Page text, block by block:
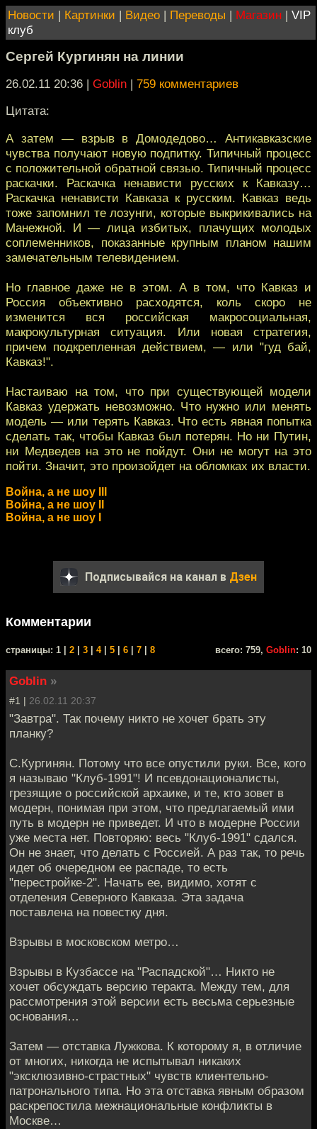
Новости | Картинки | Видео | Переводы | Магазин | VIP
клуб
Сергей Кургинян на линии
26.02.11 20:36 | Goblin | 759 комментариев
Цитата:
А затем — взрыв в Домодедово… Антикавказские
чувства получают новую подпитку. Типичный процесс
с положительной обратной связью. Типичный процесс
раскачки. Раскачка ненависти русских к Кавказу…
Раскачка ненависти Кавказа к русским. Кавказ ведь
тоже запомнил те лозунги, которые выкрикивались на
Манежной. И — лица избитых, плачущих молодых
соплеменников, показанные крупным планом нашим
замечательным телевидением.
Но главное даже не в этом. А в том, что Кавказ и
Россия объективно расходятся, коль скоро не
изменится вся российская макросоциальная,
макрокультурная ситуация. Или новая стратегия,
причем подкрепленная действием, — или "гуд бай,
Кавказ!".
Настаиваю на том, что при существующей модели
Кавказ удержать невозможно. Что нужно или менять
модель — или терять Кавказ. Что есть явная попытка
сделать так, чтобы Кавказ был потерян. Но ни Путин,
ни Медведев на это не пойдут. Они не могут на это
пойти. Значит, это произойдет на обломках их власти.
Война, а не шоу III
Война, а не шоу II
Война, а не шоу I
Подписывайся на канал в Дзен
Комментарии
cтраницы: 1 | 2 3 4| 5 6 7 8 всего: 759, Goblin: 10
Goblin »
#1 | 26.02.11 20:37
"Завтра". Так почему никто не хочет брать эту
планку?
С.Кургинян. Потому что все опустили руки. Все, кого
я называю "Клуб-1991"! И псевдонационалисты,
грезящие о российской архаике, и те, кто зовет в
модерн, понимая при этом, что предлагаемый ими
путь в модерн не приведет. И что в модерне России
уже места нет. Повторяю: весь "Клуб-1991" сдался.
Он не знает, что делать с Россией. А раз так, то речь
идет об очередном ее распаде, то есть
"перестройке-2". Начать ее, видимо, хотят с
отделения Северного Кавказа. Эта задача
поставлена на повестку дня.
Взрывы в московском метро…
Взрывы в Кузбассе на "Распадской"… Никто не
хочет обсуждать версию теракта. Между тем, для
рассмотрения этой версии есть весьма серьезные
основания…
Затем — отставка Лужкова. К которому я, в отличие
от многих, никогда не испытывал никаких
"эксклюзивно-страстных" чувств клиентельно-
патронального типа. Но эта отставка явным образом
раскрепостила межнациональные конфликты в
Москве…